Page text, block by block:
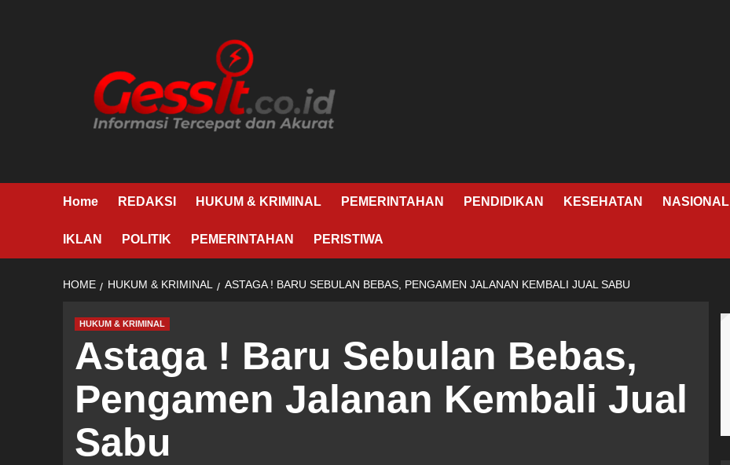
Home REDAKSI HUKUM & KRIMINAL PEMERINTAHAN PENDIDIKAN KESEHATAN NASIONAL
IKLAN POLITIK PEMERINTAHAN PERISTIWA
HOME HUKUM & KRIMINAL ASTAGA ! BARU SEBULAN BEBAS, PENGAMEN JALANAN KEMBALI JUAL SABU
HUKUM & KRIMINAL
Astaga ! Baru Sebulan Bebas,
Pengamen Jalanan Kembali Jual
Sabu